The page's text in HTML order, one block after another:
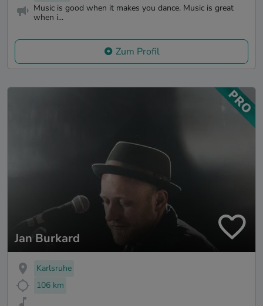
Music is good when it makes you dance. Music is great
when i...
Zum Profil
Jan Burkard
Karlsruhe
106 km